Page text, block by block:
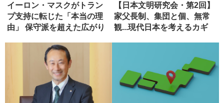
イーロン・マスクがトラン
プ支持に転じた「本当の理
由」 保守派を超えた広がり
【日本文明研究会・第2回】
家父長制、集団と個、無常
観...現代日本を考えるカギ